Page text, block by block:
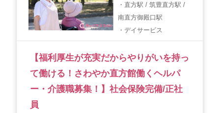
・直方駅 / 筑豊直方駅 /
南直方御殿口駅
・デイサービス
【福利厚生が充実だからやりがいを持っ
て働ける！さわやか直方館働くヘルパ
ー・介護職募集！】社会保険完備/正社
員